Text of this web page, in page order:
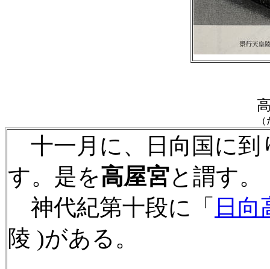
十一月に、日向国に到
す。是を高屋宮と謂す。
神代紀第十段に「 日向
陵 )がある。